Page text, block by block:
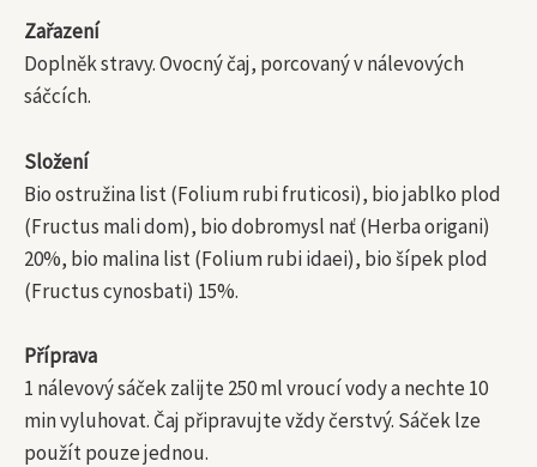
Zařazení
Doplněk stravy. Ovocný čaj, porcovaný v nálevových
sáčcích.
Složení
Bio ostružina list (Folium rubi fruticosi), bio jablko plod
(Fructus mali dom), bio dobromysl nať (Herba origani)
20%, bio malina list (Folium rubi idaei), bio šípek plod
(Fructus cynosbati) 15%.
Příprava
1 nálevový sáček zalijte 250 ml vroucí vody a nechte 10
min vyluhovat. Čaj připravujte vždy čerstvý. Sáček lze
použít pouze jednou.